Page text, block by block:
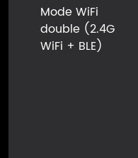
Mode WiFi
double (2.4G
WiFi + BLE)